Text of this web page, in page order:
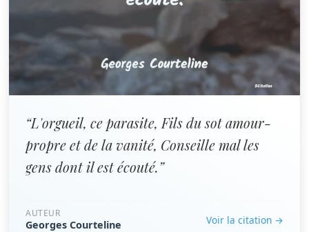
“L'orgueil, ce parasite, Fils du sot amour-
propre et de la vanité, Conseille mal les
gens dont il est écouté.”
AUTEUR
Georges Courteline Voir la citation →